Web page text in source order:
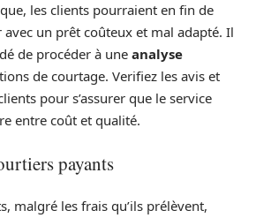
les clients pourraient en fin de
un prêt coûteux et mal adapté. Il
de procéder à une analyse
de courtage. Verifiez les avis et
pour s’assurer que le service
entre coût et qualité.
payants
malgré les frais qu’ils prélèvent,